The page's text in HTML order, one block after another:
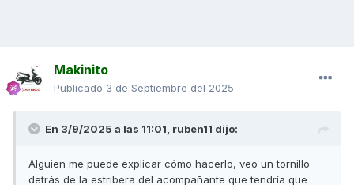
Makinito
Publicado 3 de Septiembre del 2025
En 3/9/2025 a las 11:01, ruben11 dijo:
Alguien me puede explicar cómo hacerlo, veo un tornillo
detrás de la estribera del acompañante que tendría que